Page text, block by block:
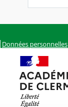
Données personnelles